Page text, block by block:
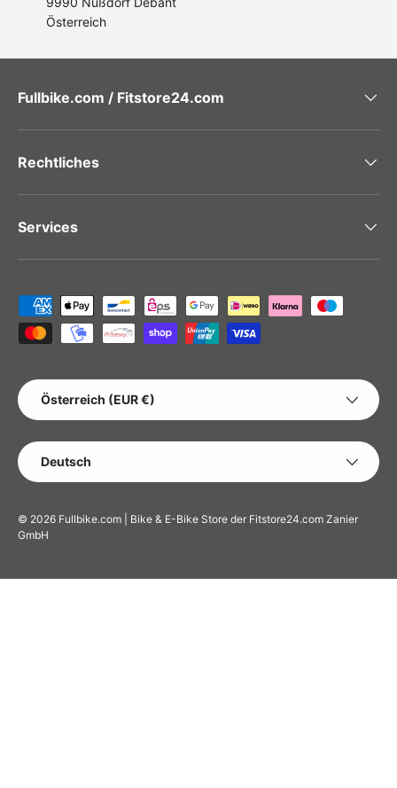
Österreich
Fullbike.com / Fitstore24.com
Rechtliches
Services
Zahlungsmethoden
LAND/REGION
Österreich (EUR €)
SPRACHE
Deutsch
© 2026 Fullbike.com | Bike & E-Bike Store der Fitstore24.com Zanier
GmbH